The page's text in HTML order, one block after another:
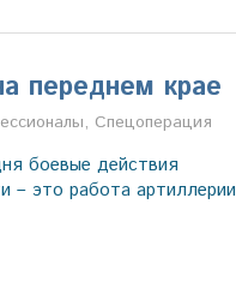
переднем крае
Щербакова
, Спецоперация
боевые действия
– это работа артиллерии